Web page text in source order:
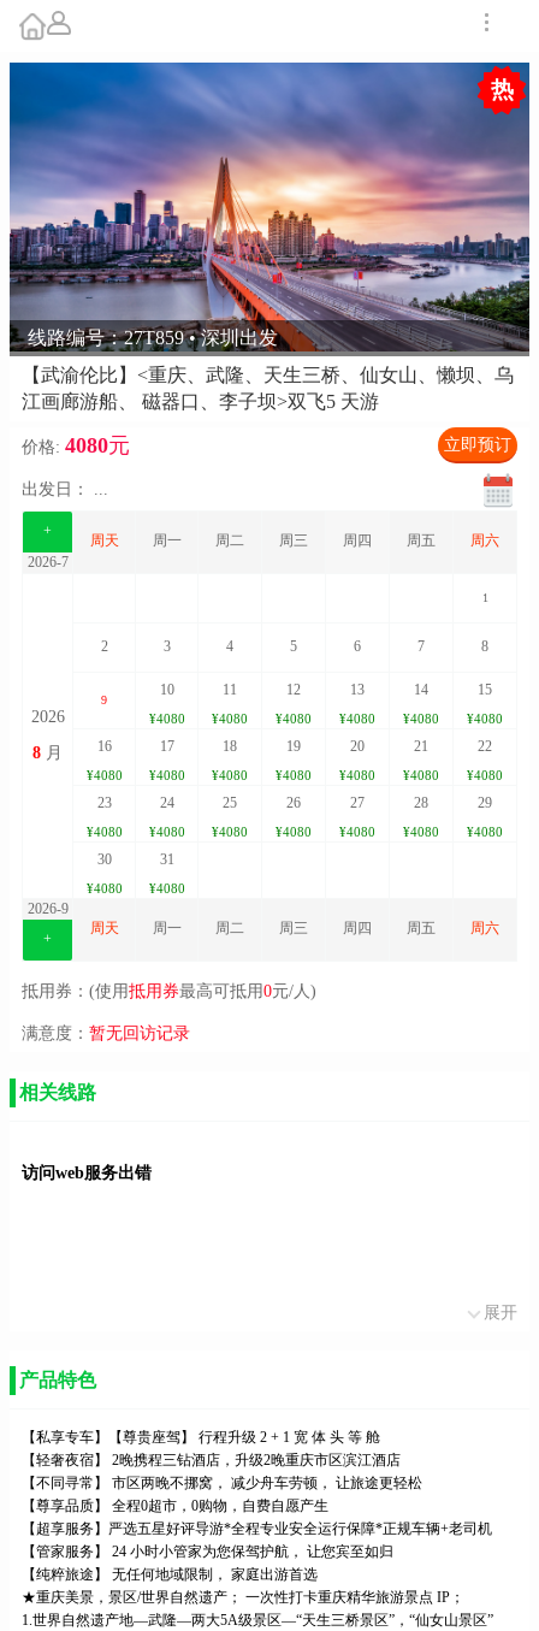
线路编号：27T859 • 深圳出发
【武渝伦比】<重庆、武隆、天生三桥、仙女山、懒坝、乌
江画廊游船、 磁器口、李子坝>双飞5 天游
热
价格: 4080元 立即预订
出发日：
+
2026-7
周天 周一 周二 周三 周四 周五 周六
2026
8 月
1
2 3 4 5 6 7 8
9
10
¥4080
11
¥4080
12
¥4080
13
¥4080
14
¥4080
15
¥4080
16
¥4080
17
¥4080
18
¥4080
19
¥4080
20
¥4080
21
¥4080
22
¥4080
23
¥4080
24
¥4080
25
¥4080
26
¥4080
27
¥4080
28
¥4080
29
¥4080
30
¥4080
31
¥4080
2026-9
+
周天 周一 周二 周三 周四 周五 周六
抵用券：(使用抵用券最高可抵用0元/人)
满意度： 暂无回访记录
相关线路
访问web服务出错
展开
产品特色
【私享专车】【尊贵座驾】 行程升级 2 + 1 宽 体 头 等 舱
【轻奢夜宿】 2晚携程三钻酒店，升级2晚重庆市区滨江酒店
【不同寻常】 市区两晚不挪窝， 减少舟车劳顿， 让旅途更轻松
【尊享品质】 全程0超市，0购物，自费自愿产生
【超享服务】严选五星好评导游*全程专业安全运行保障*正规车辆+老司机
【管家服务】 24 小时小管家为您保驾护航， 让您宾至如归
【纯粹旅途】 无任何地域限制， 家庭出游首选
★重庆美景，景区/世界自然遗产； 一次性打卡重庆精华旅游景点 IP；
1.世界自然遗产地—武隆—两大5A级景区—“天生三桥景区”，“仙女山景区”